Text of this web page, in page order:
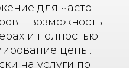
для часто
– возможность
и полностью
цены.
на услуги по